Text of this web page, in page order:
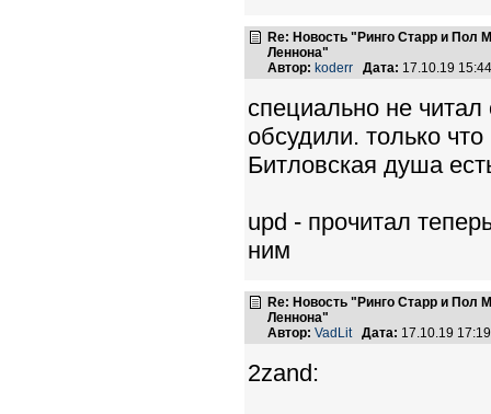
Re: Новость "Ринго Старр и Пол
Леннона"
Автор: koderr Дата: 17.10.19
специально не читал
обсудили. только
Битловская душа
upd - прочитал
ним
Re: Новость "Ринго Старр и Пол
Леннона"
Автор: VadLit Дата: 17.10.19
2zand: